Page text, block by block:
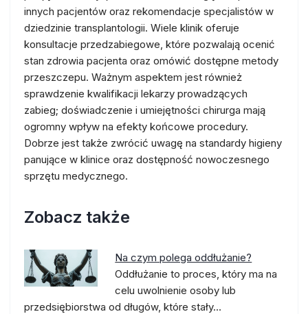
innych pacjentów oraz rekomendacje specjalistów w
dziedzinie transplantologii. Wiele klinik oferuje
konsultacje przedzabiegowe, które pozwalają ocenić
stan zdrowia pacjenta oraz omówić dostępne metody
przeszczepu. Ważnym aspektem jest również
sprawdzenie kwalifikacji lekarzy prowadzących
zabieg; doświadczenie i umiejętności chirurga mają
ogromny wpływ na efekty końcowe procedury.
Dobrze jest także zwrócić uwagę na standardy higieny
panujące w klinice oraz dostępność nowoczesnego
sprzętu medycznego.
Zobacz także
Na czym polega oddłużanie?
Oddłużanie to proces, który ma na
celu uwolnienie osoby lub
przedsiębiorstwa od długów, które stały…